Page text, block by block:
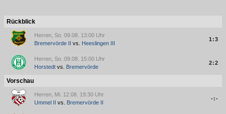
Rückblick
Herren, So. 09.08. 13:00 Uhr
Bremervörde II vs. Heeslingen III
1:3
Herren, So. 09.08. 15:00 Uhr
Horstedt vs. Bremervörde
2:2
Vorschau
Herren, Mi. 12.08. 19:30 Uhr
Ummel II vs. Bremervörde II
-:-